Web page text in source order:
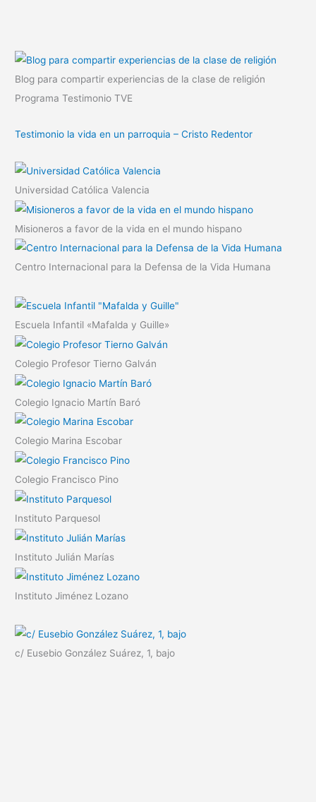
Blog para compartir experiencias de la clase de religión
Programa Testimonio TVE
Testimonio la vida en un parroquia – Cristo Redentor
Universidad Católica Valencia
Misioneros a favor de la vida en el mundo hispano
Centro Internacional para la Defensa de la Vida Humana
Escuela Infantil «Mafalda y Guille»
Colegio Profesor Tierno Galván
Colegio Ignacio Martín Baró
Colegio Marina Escobar
Colegio Francisco Pino
Instituto Parquesol
Instituto Julián Marías
Instituto Jiménez Lozano
c/ Eusebio González Suárez, 1, bajo